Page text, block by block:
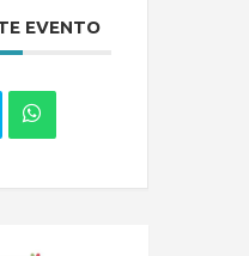
EVENTO